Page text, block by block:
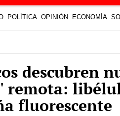
POLÍTICA OPINIÓN ECONOMÍA
descubren
remota:
fluorescente